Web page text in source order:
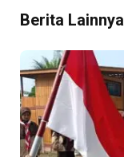
Berita Lainnya